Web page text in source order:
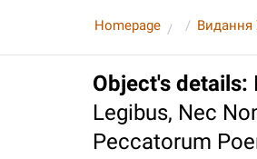
Homepage Видання
Object's details:
Legibus, Nec
Peccatorum